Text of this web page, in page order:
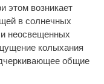
этом возникает
в солнечных
неосвещенных
колыхания
общие